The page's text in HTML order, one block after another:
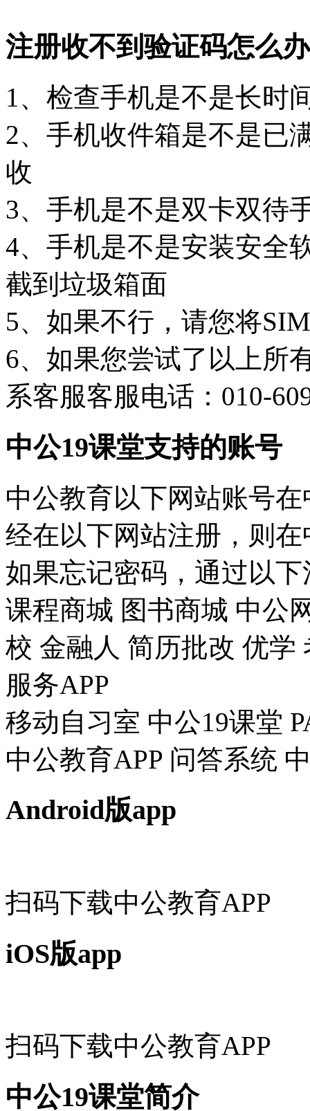
注册收不到验证码怎么办
1、检查手机是不是长时
2、手机收件箱是不是已
收
3、手机是不是双卡双待
4、手机是不是安装安全
截到垃圾箱面
5、如果不行，请您将
6、如果您尝试了以上所
系客服客服电话：010-
中公19课堂支持的账号
中公教育以下网站账号
经在以下网站注册，则
如果忘记密码，通过以
课程商城 图书商城 中公
校 金融人 简历批改 优学
服务APP
移动自习室 中公19课堂
中公教育APP 问答系统
Android版app
扫码下载中公教育APP
iOS版app
扫码下载中公教育APP
中公19课堂简介